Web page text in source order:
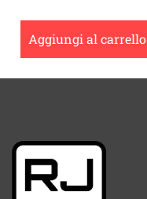
Aggiungi al carrello